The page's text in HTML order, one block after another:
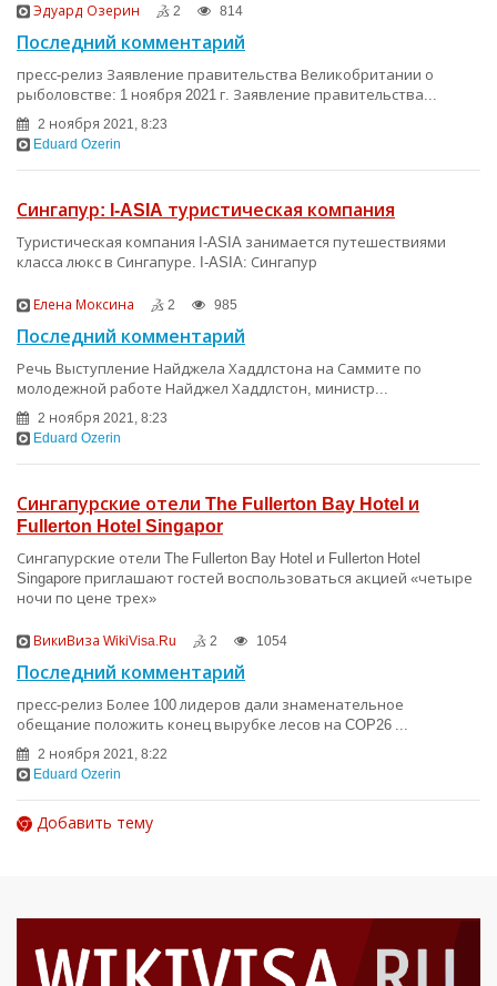
Эдуард Озерин 2 814
Последний комментарий
пресс-релиз Заявление правительства Великобритании о
рыболовстве: 1 ноября 2021 г. Заявление правительства...
2 ноября 2021, 8:23
Eduard Ozerin
Сингапур: I-ASIA туристическая компания
Туристическая компания I-ASIA занимается путешествиями
класса люкс в Сингапуре. I-ASIA: Сингапур
Елена Моксина 2 985
Последний комментарий
Речь Выступление Найджела Хаддлстона на Саммите по
молодежной работе Найджел Хаддлстон, министр...
2 ноября 2021, 8:23
Eduard Ozerin
Сингапурские отели The Fullerton Bay Hotel и
Fullerton Hotel Singapor
Сингапурские отели The Fullerton Bay Hotel и Fullerton Hotel
Singapore приглашают гостей воспользоваться акцией «четыре
ночи по цене трех»
ВикиВиза WikiVisa.Ru 2 1054
Последний комментарий
пресс-релиз Более 100 лидеров дали знаменательное
обещание положить конец вырубке лесов на COP26 ...
2 ноября 2021, 8:22
Eduard Ozerin
Добавить тему